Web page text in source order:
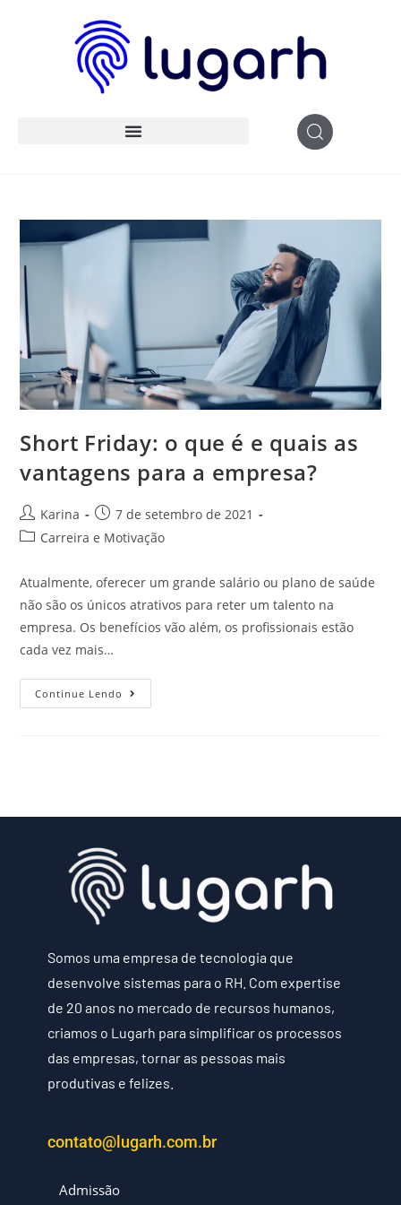
Short Friday: o que é e quais as
vantagens para a empresa?
Karina
7 de setembro de 2021
Carreira e Motivação
Atualmente, oferecer um grande salário ou plano de saúde
não são os únicos atrativos para reter um talento na
empresa. Os benefícios vão além, os profissionais estão
cada vez mais…
Continue Lendo
Somos uma empresa de tecnologia que
desenvolve sistemas para o RH. Com expertise
de 20 anos no mercado de recursos humanos,
criamos o Lugarh para simplificar os processos
das empresas, tornar as pessoas mais
produtivas e felizes.
contato@lugarh.com.br
Admissão